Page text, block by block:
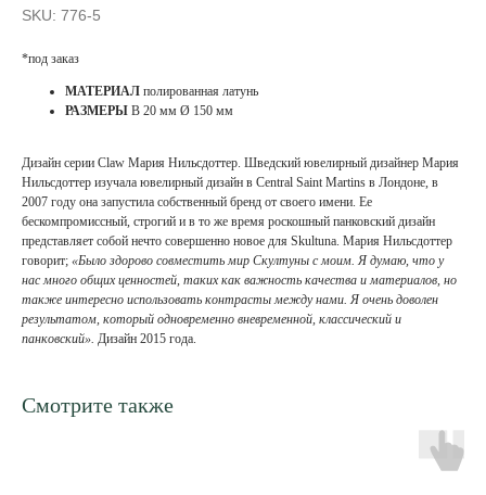
SKU: 776-5
*под заказ
МАТЕРИАЛ полированная латунь
РАЗМЕРЫ В 20 мм Ø 150 мм
Дизайн серии Claw Мария Нильсдоттер. Шведский ювелирный дизайнер Мария
Нильсдоттер изучала ювелирный дизайн в Central Saint Martins в Лондоне, в
2007 году она запустила собственный бренд от своего имени. Ее
бескомпромиссный, строгий и в то же время роскошный панковский дизайн
представляет собой нечто совершенно новое для Skultuna. Мария Нильсдоттер
говорит; «Было здорово совместить мир Скултуны с моим. Я думаю, что у
нас много общих ценностей, таких как важность качества и материалов, но
также интересно использовать контрасты между нами. Я очень доволен
результатом, который одновременно вневременной, классический и
панковский». Дизайн 2015 года.
Смотрите также